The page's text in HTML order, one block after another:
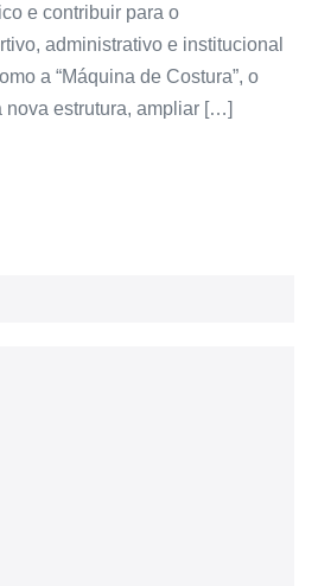
e contribuir para o
administrativo e institucional
a “Máquina de Costura”, o
nova estrutura, ampliar […]